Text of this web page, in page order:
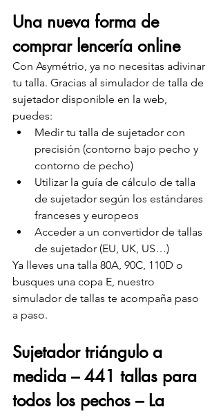
Una nueva forma de
comprar lencería online
Con Asymétrio, ya no necesitas adivinar
tu talla. Gracias al simulador de talla de
sujetador disponible en la web,
puedes:
Medir tu talla de sujetador con
precisión (contorno bajo pecho y
contorno de pecho)
Utilizar la guía de cálculo de talla
de sujetador según los estándares
franceses y europeos
Acceder a un convertidor de tallas
de sujetador (EU, UK, US…)
Ya lleves una talla 80A, 90C, 110D o
busques una copa E, nuestro
simulador de tallas te acompaña paso
a paso.
Sujetador triángulo a
medida – 441 tallas para
todos los pechos – La